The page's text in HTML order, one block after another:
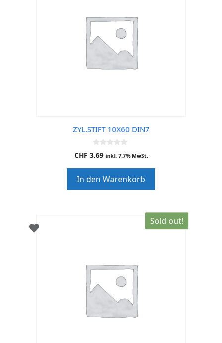
ZYL.STIFT 10X60 DIN7
0
o
o
f
5
CHF 3.69 inkl. 7.7% MwSt.
In den Warenkorb
Sold out!